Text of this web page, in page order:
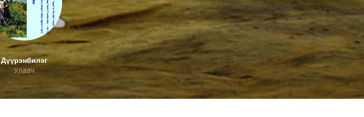
Дүүрэнбилэг
Улаач